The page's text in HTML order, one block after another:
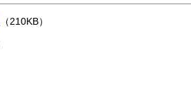
（210KB）